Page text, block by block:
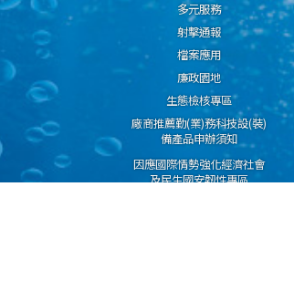
多元服務
射擊通報
檔案應用
廉政園地
生態檢核專區
廠商推薦勤(業)務科技設(裝)
備產品申辦須知
因應國際情勢強化經濟社會
及民生國安韌性專區